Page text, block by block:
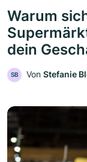
Warum
dein
SB Von Stefanie